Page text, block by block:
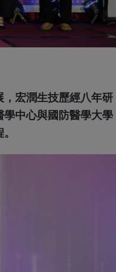
宏潤生技歷經八年研
中心與國防醫學大學